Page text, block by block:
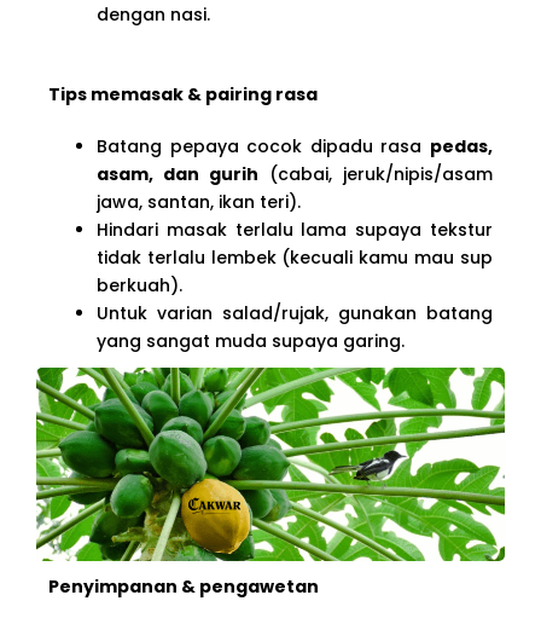
dengan nasi.
Tips memasak & pairing rasa
Batang pepaya cocok dipadu rasa pedas,
asam, dan gurih (cabai, jeruk/nipis/asam
jawa, santan, ikan teri).
Hindari masak terlalu lama supaya tekstur
tidak terlalu lembek (kecuali kamu mau sup
berkuah).
Untuk varian salad/rujak, gunakan batang
yang sangat muda supaya garing.
Penyimpanan & pengawetan